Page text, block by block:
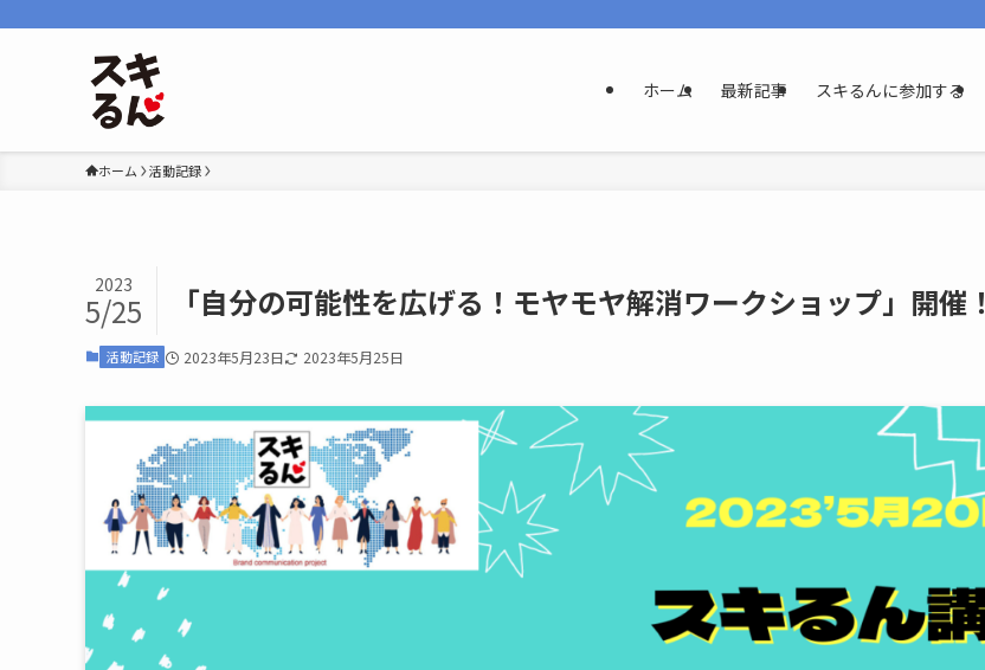
ホーム 最新記事 スキるんに参加する
ホーム 活動記録
「自分の可能性を広げる！モヤモヤ解消ワークショップ」開催！
2023
5/25
活動記録 2023年5月23日 2023年5月25日